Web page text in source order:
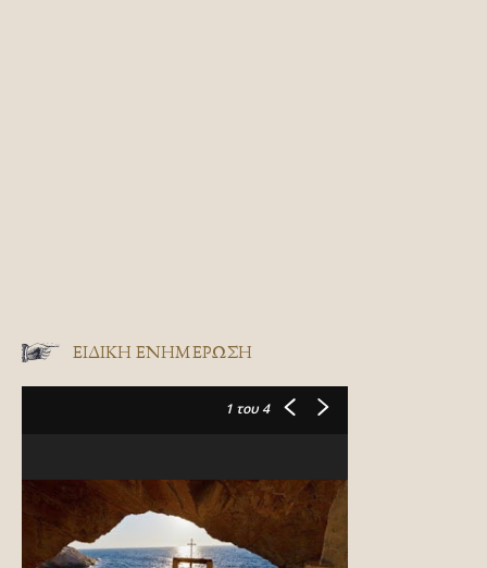
ΕΙΔΙΚΉ ΕΝΗΜΈΡΩΣΗ
1 του 4